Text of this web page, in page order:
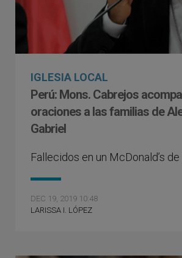
IGLESIA LOCAL
Perú: Mons. Cabrejos
oraciones a las familias de
Gabriel
Fallecidos en un McDonald’s
DEC 19, 2019 10:48
LARISSA I. LÓPEZ